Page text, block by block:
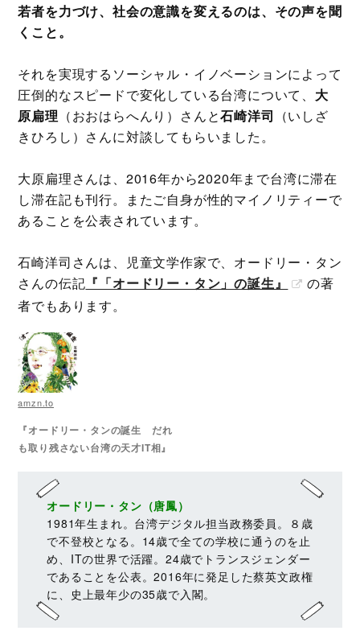
若者を力づけ、社会の意識を変えるのは、その声を聞
くこと。
それを実現するソーシャル・イノベーションによって
圧倒的なスピードで変化している台湾について、 大
原扁理 （おおはらへんり）さんと石崎洋司 （いしざ
きひろし）さんに対談してもらいました。
大原扁理さんは、2016年から2020年まで台湾に滞在
し滞在記も刊行。またご自身が性的マイノリティーで
あることを公表されています。
石崎洋司さんは、児童文学作家で、オードリー・タン
さんの伝記 『「オードリー・タン」の誕生』
の著
者でもあります。
amzn.to
『オードリー・タンの誕生 だれ
も取り残さない台湾の天才IT相』
オードリー・タン（唐鳳）
1981年生まれ。台湾デジタル担当政務委員。８歳
で不登校となる。14歳で全ての学校に通うのを止
め、ITの世界で活躍。24歳でトランスジェンダー
であることを公表。2016年に発足した蔡英文政権
に、史上最年少の35歳で入閣。